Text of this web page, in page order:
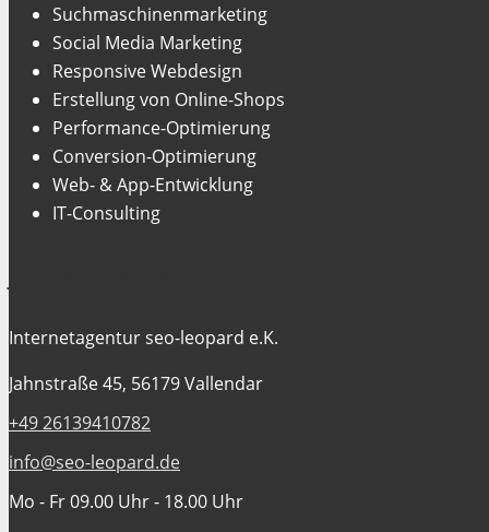
Suchmaschinenmarketing
Social Media Marketing
Responsive Webdesign
Erstellung von Online-Shops
Performance-Optimierung
Conversion-Optimierung
Web- & App-Entwicklung
IT-Consulting
Internetagentur seo-leopard e.K.
Jahnstraße 45, 56179 Vallendar
+49 26139410782
info@seo-leopard.de
Mo - Fr 09.00 Uhr - 18.00 Uhr